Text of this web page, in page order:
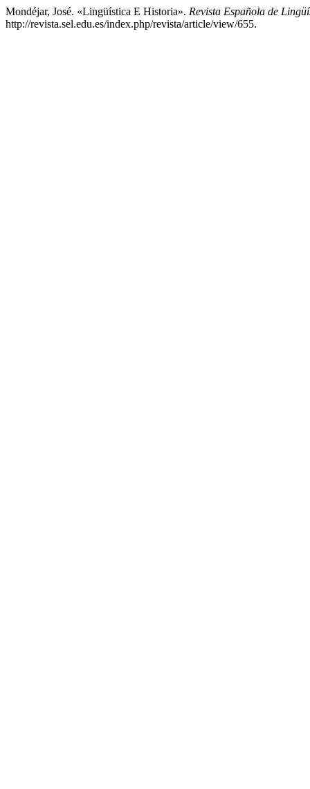
Mondéjar, José. «Lingüística E Historia». Revista Española de
http://revista.sel.edu.es/index.php/revista/article/view/655.